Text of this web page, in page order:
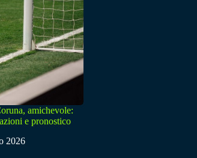
amichevole:
e pronostico
2026